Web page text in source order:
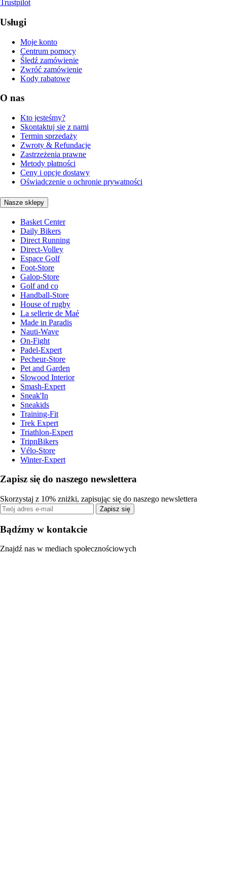
Trustpilot
Usługi
Moje konto
Centrum pomocy
Śledź zamówienie
Zwróć zamówienie
Kody rabatowe
O nas
Kto jesteśmy?
Skontaktuj się z nami
Termin sprzedaży
Zwroty & Refundacje
Zastrzeżenia prawne
Metody płatności
Ceny i opcje dostawy
Oświadczenie o ochronie prywatności
Nasze sklepy
Basket Center
Daily Bikers
Direct Running
Direct-Volley
Espace Golf
Foot-Store
Galop-Store
Golf and co
Handball-Store
House of rugby
La sellerie de Maé
Made in Paradis
Nauti-Wave
On-Fight
Padel-Expert
Pecheur-Store
Pet and Garden
Slowood Interior
Smash-Expert
Sneak'In
Sneakids
Training-Fit
Trek Expert
Triathlon-Expert
TripnBikers
Vélo-Store
Winter-Expert
Zapisz się do naszego newslettera
Skorzystaj z 10% zniżki, zapisując się do naszego newslettera
Zapisz się
Bądźmy w kontakcie
Znajdź nas w mediach społecznościowych